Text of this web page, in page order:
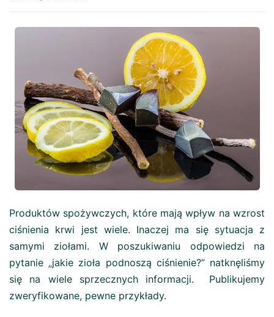
Produktów spożywczych, które mają wpływ na wzrost
ciśnienia krwi jest wiele. Inaczej ma się sytuacja z
samymi ziołami. W poszukiwaniu odpowiedzi na
pytanie „jakie zioła podnoszą ciśnienie?” natknęliśmy
się na wiele sprzecznych informacji. Publikujemy
zweryfikowane, pewne przykłady.